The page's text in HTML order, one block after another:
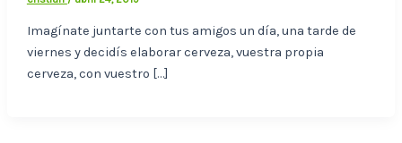
Imagínate juntarte con tus amigos un día, una tarde de
viernes y decidís elaborar cerveza, vuestra propia
cerveza, con vuestro […]